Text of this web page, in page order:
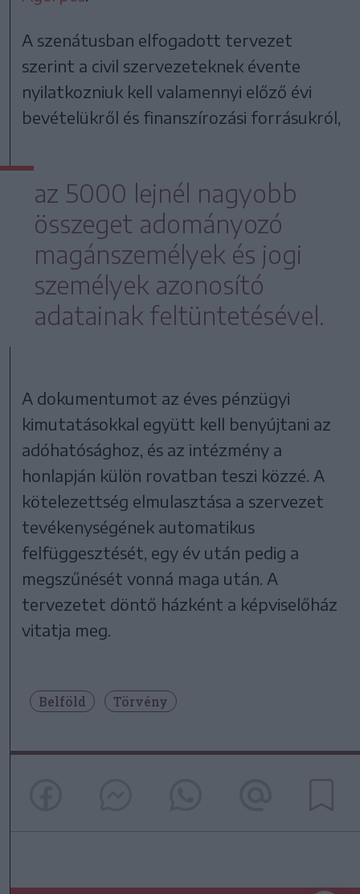
A szenátusban elfogadott tervezet
szerint a civil szervezeteknek évente
nyilatkozniuk kell valamennyi előző évi
bevételükről és finanszírozási forrásukról,
az 5000 lejnél nagyobb
összeget adományozó
magánszemélyek és jogi
személyek azonosító
adatainak feltüntetésével.
A dokumentumot az éves pénzügyi
kimutatásokkal együtt kell benyújtani az
adóhatósághoz, és az intézmény a
honlapján külön rovatban teszi közzé. A
kötelezettség elmulasztása a szervezet
tevékenységének automatikus
felfüggesztését, egy év után pedig a
megszűnését vonná maga után. A
tervezetet döntő házként a képviselőház
vitatja meg.
Belföld Törvény